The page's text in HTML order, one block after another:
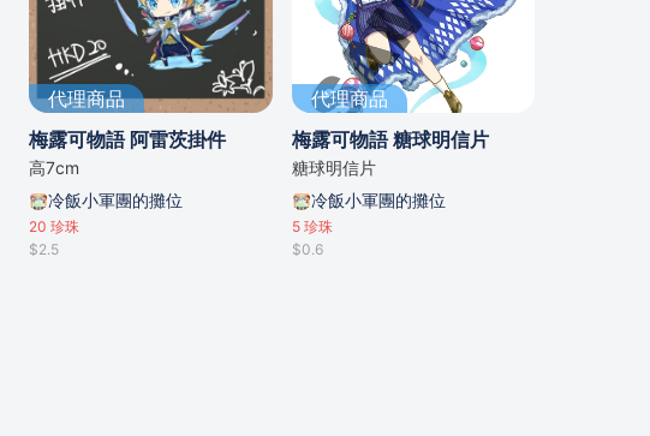
代理商品
梅露可物語 阿雷茨掛件
高7cm
冷飯小軍團的攤位
20 珍珠
$2.5
代理商品
梅露可物語 糖球明信片
糖球明信片
冷飯小軍團的攤位
5珍珠
$0.6